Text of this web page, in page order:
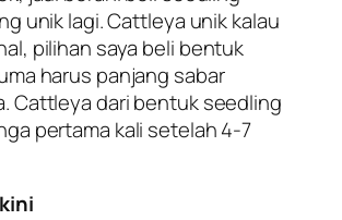
unik lagi. Cattleya unik kalau
pilihan saya beli bentuk
harus panjang sabar
Cattleya dari bentuk seedling
pertama kali setelah 4-7